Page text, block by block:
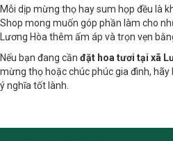
Mỗi dịp mừng thọ hay sum họp đều là
Shop mong muốn góp phần làm cho
Lương Hòa thêm ấm áp và trọn vẹn
Nếu bạn đang cần đặt hoa tươi tại xã
mừng thọ hoặc chúc phúc gia đình,
ý nghĩa tốt lành.